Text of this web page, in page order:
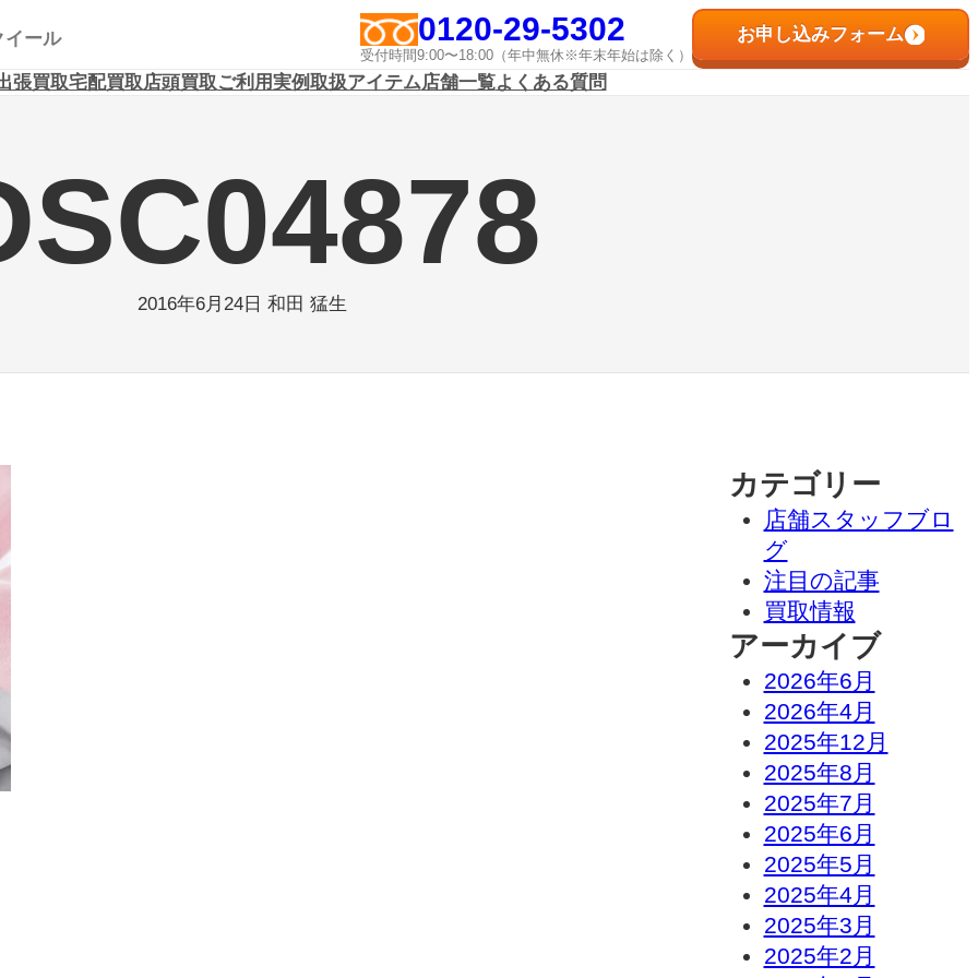
イール 0120-29-5302
受付時間9:00〜18:00（年中無休※年末年始は除く）
お申し込みフォーム
張買取宅配買取店頭買取ご利用実例取扱アイテム店舗一覧よくある質問
2016年6月24日 和田 猛生
カテゴリー
店舗スタッフブロ
グ
注目の記事
買取情報
アーカイブ
2026年6月
2026年4月
2025年12月
2025年8月
2025年7月
2025年6月
2025年5月
2025年4月
2025年3月
2025年2月